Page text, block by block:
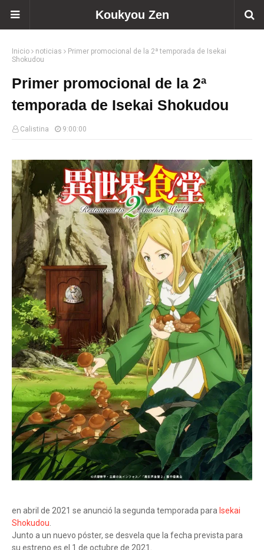
Koukyou Zen
Inicio noticias
Primer promocional de la 2ª temporada de Isekai
Shokudou
Primer promocional de la 2ª
temporada de Isekai Shokudou
Calistina 9:00:00
en abril de 2021 se anunció la segunda temporada para Isekai
Shokudou
Junto a un nuevo póster, se desvela que la fecha prevista para
su estreno es el 1 de octubre de 2021.